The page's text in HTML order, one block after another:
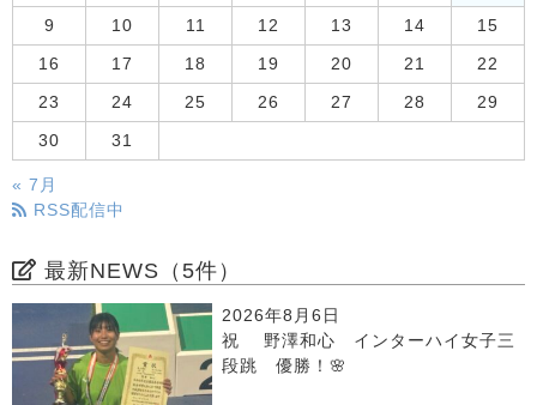
9 10 11 12 13 14 15
16 17 18 19 20 21 22
23 24 25 26 27 28 29
30 31
« 7月
RSS配信中
最新NEWS（5件）
2026年8月6日
祝 野澤和心 インターハイ女子三
段跳 優勝！🌸